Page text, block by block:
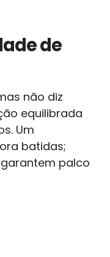
de
não diz
equilibrada
Um
batidas;
palco